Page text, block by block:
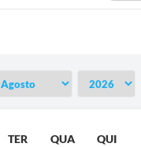
TER QUA QUI